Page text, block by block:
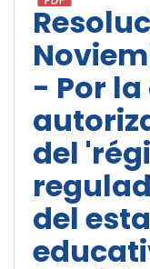
- Por
del
del